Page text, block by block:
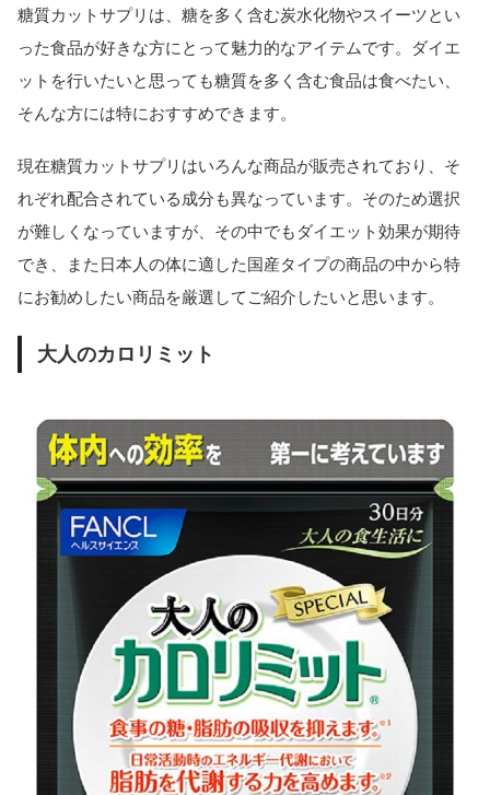
糖質カットサプリは、糖を多く含む炭水化物やスイーツとい
った食品が好きな方にとって魅力的なアイテムです。ダイエ
ットを行いたいと思っても糖質を多く含む食品は食べたい、
そんな方には特におすすめできます。
現在糖質カットサプリはいろんな商品が販売されており、そ
れぞれ配合されている成分も異なっています。そのため選択
が難しくなっていますが、その中でもダイエット効果が期待
でき、また日本人の体に適した国産タイプの商品の中から特
にお勧めしたい商品を厳選してご紹介したいと思います。
大人のカロリミット